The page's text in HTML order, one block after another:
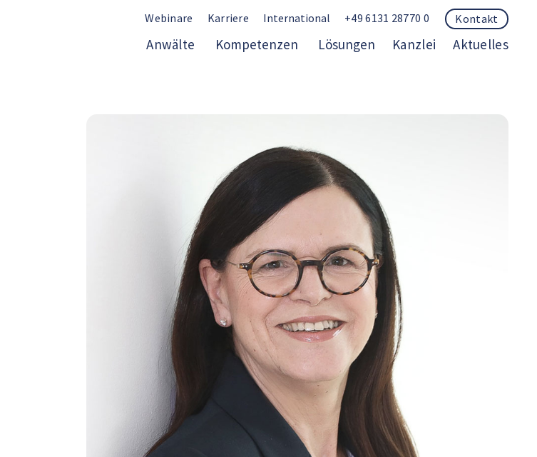
Webinare Karriere International +49 6131 28770 0 Kontakt
Anwälte Kompetenzen Lösungen Kanzlei Aktuelles